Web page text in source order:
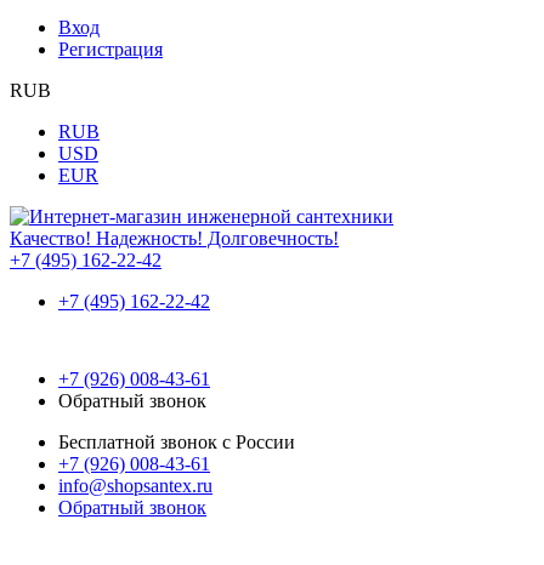
Вход
Регистрация
RUB
RUB
USD
EUR
Качество! Надежность! Долговечность!
+7 (495) 162-22-42
+7 (495) 162-22-42
+7 (926) 008-43-61
Обратный звонок
Бесплатной звонок с России
+7 (926) 008-43-61
info@shopsantex.ru
Обратный звонок